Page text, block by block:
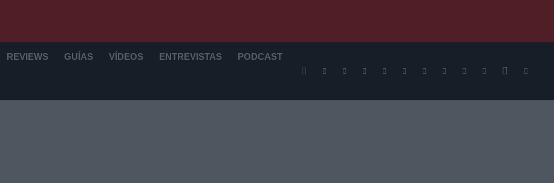
REVIEWS GUÍAS VÍDEOS ENTREVISTAS PODCAST